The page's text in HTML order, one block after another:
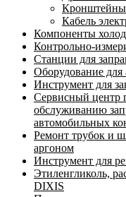
Кронштейны
Кабель
Компоненты
Контрольно-
Станции для
Оборудование для
Инструмент для
Сервисный центр
обслуживанию
автомобильных
Ремонт трубок и
аргоном
Инструмент для
Этиленгликоль,
DIXIS